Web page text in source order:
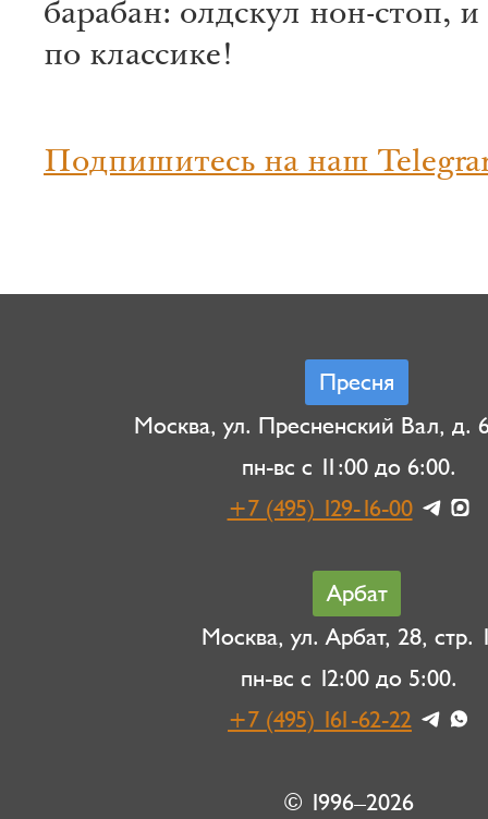
барабан: олдскул нон-стоп, и
по классике!
Подпишитесь на наш
Пресня
Москва, ул. Пресненский Вал, д.
пн-вс с 11:00 до 6:00.
+7 (495) 129-16-00
Арбат
Москва, ул. Арбат, 28, стр.
пн-вс с 12:00 до 5:00.
+7 (495) 161-62-22
© 1996–2026